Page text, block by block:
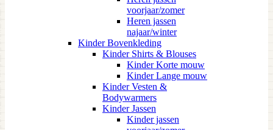
voorjaar/zomer
Heren jassen
najaar/winter
Kinder Bovenkleding
Kinder Shirts & Blouses
Kinder Korte mouw
Kinder Lange mouw
Kinder Vesten &
Bodywarmers
Kinder Jassen
Kinder jassen